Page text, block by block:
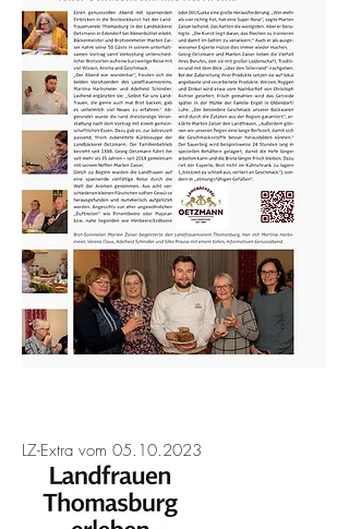
LZ-Extra vom 05.10.2023